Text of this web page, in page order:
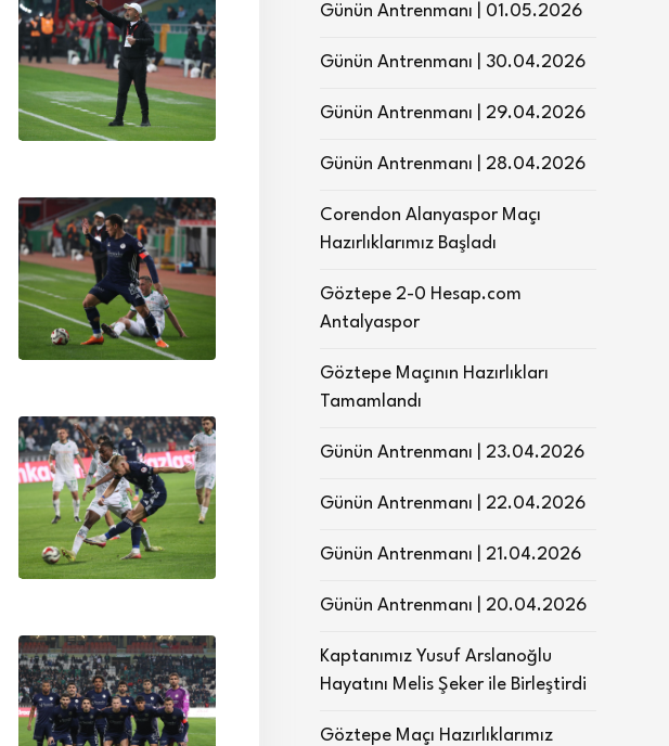
Günün Antrenmanı | 01.05.2026
Günün Antrenmanı | 30.04.2026
Günün Antrenmanı | 29.04.2026
Günün Antrenmanı | 28.04.2026
Corendon Alanyaspor Maçı
Hazırlıklarımız Başladı
Göztepe 2-0 Hesap.com
Antalyaspor
Göztepe Maçının Hazırlıkları
Tamamlandı
Günün Antrenmanı | 23.04.2026
Günün Antrenmanı | 22.04.2026
Günün Antrenmanı | 21.04.2026
Günün Antrenmanı | 20.04.2026
Kaptanımız Yusuf Arslanoğlu
Hayatını Melis Şeker ile Birleştirdi
Göztepe Maçı Hazırlıklarımız